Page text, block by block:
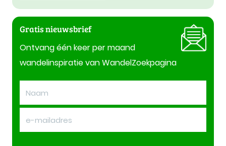
Gratis nieuwsbrief
Ontvang één keer per maand
wandelinspiratie van WandelZoekpagina